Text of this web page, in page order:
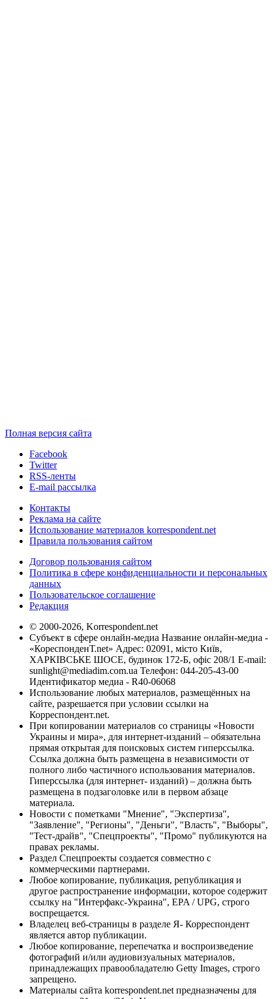
Полная версия сайта
Facebook
Twitter
RSS-ленты
E-mail рассылка
Контакты
Реклама на сайте
Использование материалов korrespondent.net
Правила пользования сайтом
Договор пользования сайтом
Политика в сфере конфиденциальности и персональных
данных
Пользовательское соглашение
Редакция
© 2000-2026, Korrespondent.net
Субъект в сфере онлайн-медиа Название онлайн-медиа -
«КореспонденТ.net» Адрес: 02091, місто Київ,
ХАРКІВСЬКЕ ШОСЕ, будинок 172-Б, офіс 208/1 E-mail:
sunlight@mediadim.com.ua Телефон: 044-205-43-00
Идентификатор медиа - R40-06068
Использование любых материалов, размещённых на
сайте, разрешается при условии ссылки на
Корреспондент.net.
При копировании материалов со страницы «Новости
Украины и мира», для интернет-изданий – обязательна
прямая открытая для поисковых систем гиперссылка.
Ссылка должна быть размещена в независимости от
полного либо частичного использования материалов.
Гиперссылка (для интернет- изданий) – должна быть
размещена в подзаголовке или в первом абзаце
материала.
Новости с пометками "Мнение", "Экспертиза",
"Заявление", "Регионы", "Деньги", "Власть", "Выборы",
"Тест-драйв", "Спецпроекты", "Промо" публикуются на
правах рекламы.
Раздел Спецпроекты создается совместно с
коммерческими партнерами.
Любое копирование, публикация, републикация и
другое распространение информации, которое содержит
ссылку на "Интерфакс-Украина", EPA / UPG, строго
воспрещается.
Владелец веб-страницы в разделе Я- Корреспондент
является автор публикации.
Любое копирование, перепечатка и воспроизведение
фотографий и/или аудиовизуальных материалов,
принадлежащих правообладателю Getty Images, строго
запрещено.
Материалы сайта korrespondent.net предназначены для